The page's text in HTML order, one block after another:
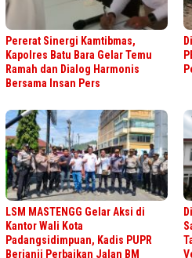
Pererat Sinergi Kamtibmas,
Kapolres Batu Bara Gelar Temu
Ramah dan Dialog Harmonis
Bersama Insan Pers
LSM MASTENGG Gelar Aksi di
Kantor Wali Kota
Padangsidimpuan, Kadis PUPR
Berjanji Perbaikan Jalan BM